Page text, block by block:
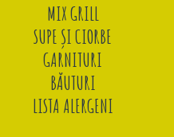
MIX GRILL
SUPE ȘI CIORBE
GARNITURI
BĂUTURI
LISTA ALERGENI